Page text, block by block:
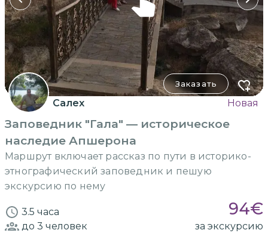
Заказать
Салех Новая
Заповедник "Гала" — историческое
наследие Апшерона
Маршрут включает рассказ по пути в историко-
этнографический заповедник и пешую
экскурсию по нему
3.5 часа 94€
до 3 человек за экскурсию